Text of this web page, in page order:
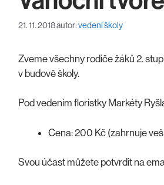
21. 11. 2018autor:vedení školy
Zveme všechny rodiče žáků 2.
v budově školy.
Pod vedením floristky Markéty
Cena: 200 Kč (zahrnuje
Svou účast můžete potvrdit na